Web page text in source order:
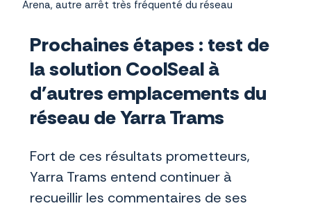
Arena, autre arrêt très fréquenté du réseau
Prochaines étapes : test de
la solution CoolSeal à
d'autres emplacements du
réseau de Yarra Trams
Fort de ces résultats prometteurs,
Yarra Trams entend continuer à
recueillir les commentaires de ses